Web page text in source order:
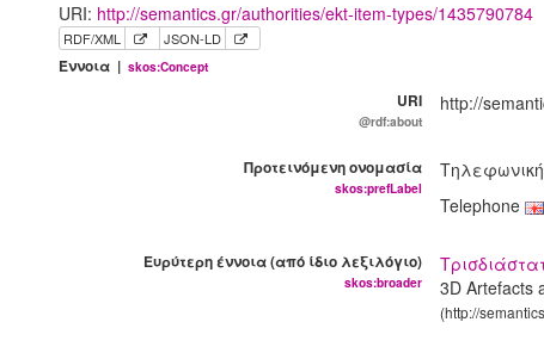
URI: http://semantics.gr/authorities/ekt-item-types/1435790784
RDF/XML JSON-LD
Έννοια | skos:Concept
URI
@rdf:about
http://
Προτεινόμενη ονομασία
skos:prefLabel
Telephone
Ευρύτερη έννοια (από ίδιο λεξιλόγιο)
skos:broader
3D Αrtefacts
(http://